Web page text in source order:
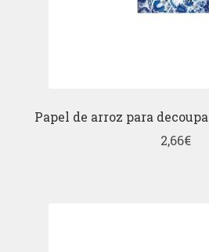
Papel de arroz para
2,66€